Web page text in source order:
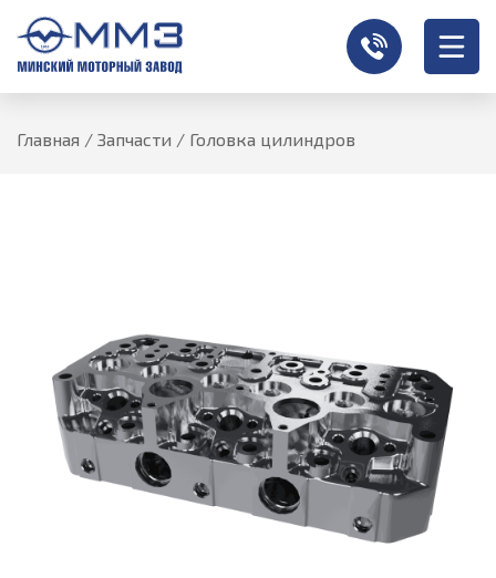
Главная / Запчасти / Головка цилиндров